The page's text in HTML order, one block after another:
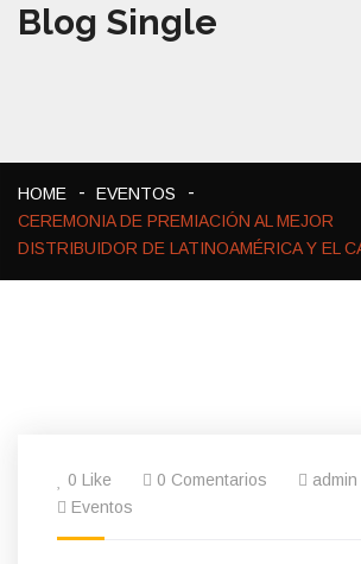
Blog Single
HOME
EVENTOS
CEREMONIA DE PREMIACIÓN AL MEJOR
DISTRIBUIDOR DE LATINOAMÉRICA Y EL
0 Like 0 Comentarios
admin
Eventos